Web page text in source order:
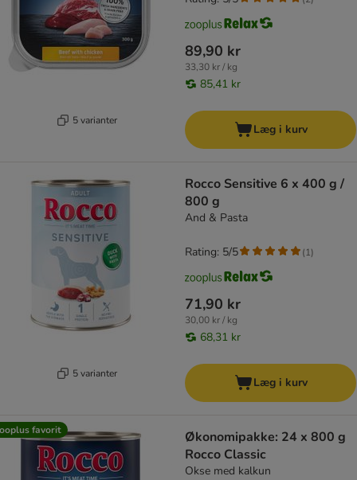
5 varianter
89,90 kr
33,30 kr / kg
85,41 kr
Læg i kurv
5 varianter
Rocco Sensitive 6 x 400 g /
800 g
And & Pasta
71,90 kr
30,00 kr / kg
68,31 kr
Rating: 5/5 (1)
Læg i kurv
favorit
Økonomipakke: 24 x 800 g
Rocco Classic
Okse med kalkun